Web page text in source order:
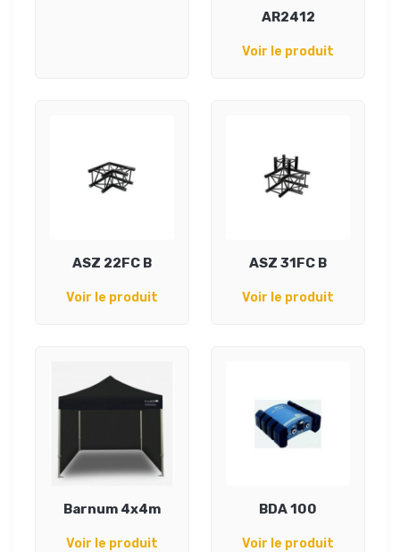
AR2412
Voir le produit
ASZ 22FC B
Voir le produit
ASZ 31FC B
Voir le produit
Barnum 4x4m
Voir le produit
BDA 100
Voir le produit